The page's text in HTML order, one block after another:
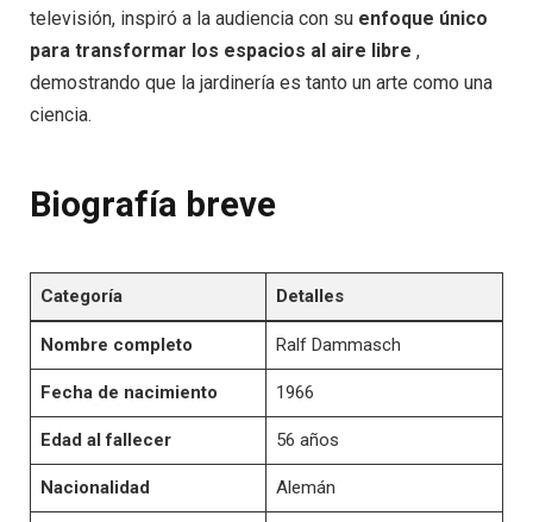
televisión, inspiró a la audiencia con su enfoque único
para transformar los espacios al aire libre ,
demostrando que la jardinería es tanto un arte como una
ciencia.
Biografía breve
Categoría Detalles
Nombre completo Ralf Dammasch
Fecha de nacimiento 1966
Edad al fallecer 56 años
Nacionalidad Alemán